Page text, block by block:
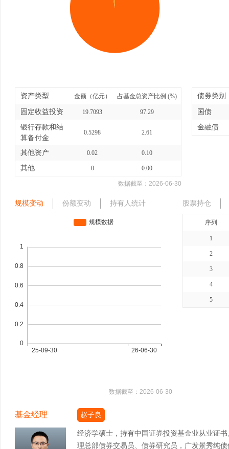
资产类型 金额（亿元） 占基金总资产比例 (%)
固定收益投资 19.7093 97.29
银行存款和结
算备付金
0.5298 2.61
其他资产 0.02 0.10
其他 0 0.00
数据截至： 2026-06-30
债券类别
国债
金融债
规模变动 份额变动 持有人统计
数据截至： 2026-06-30
股票持仓
序列
1
2
3
4
5
基金经理 赵子良
经济学硕士，持有中国证券投资基金业从业证
理总部债券交易员、债券研究员，广发景秀纯